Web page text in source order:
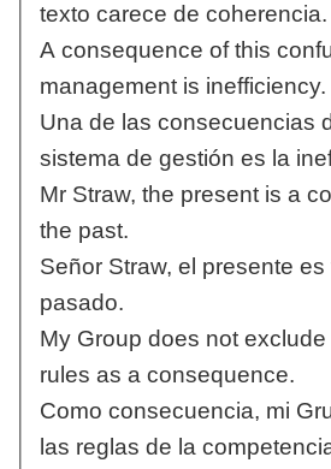
texto carece de coherencia.
A consequence of this
management is inefficiency.
Una de las consecuencias
sistema de gestión es la
Mr Straw, the present is a
the past.
Señor Straw, el presente es
pasado.
My Group does not
rules as a consequence.
Como consecuencia, mi
las reglas de la